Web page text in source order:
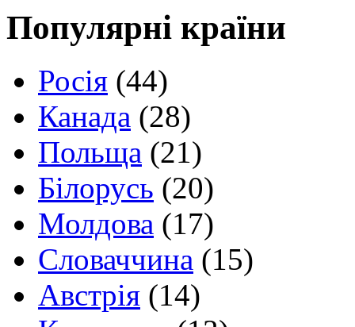
Популярні країни
Росія (44)
Канада (28)
Польща (21)
Білорусь (20)
Молдова (17)
Словаччина (15)
Австрія (14)